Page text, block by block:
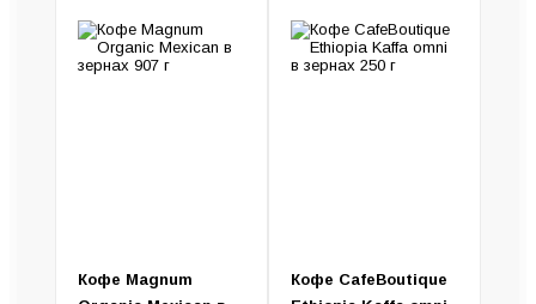
Кофемашины Кофемолки
Кофе Magnum
Кофе CafeBoutique